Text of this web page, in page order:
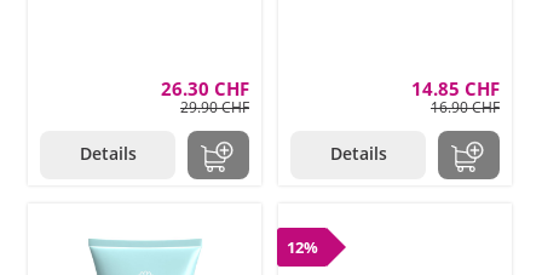
26.30 CHF
29.90 CHF
Details
14.85 CHF
16.90 CHF
Details
12%